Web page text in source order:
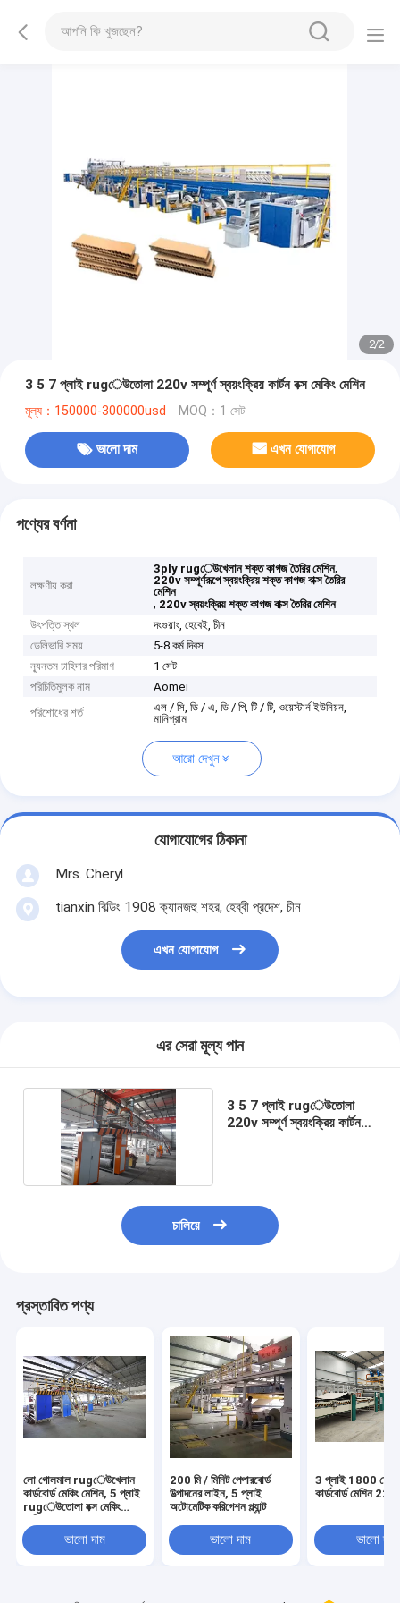
2/2
3 5 7 প্লাই rugেউতোলা 220v সম্পূর্ণ স্বয়ংক্রিয় কার্টন বক্স মেকিং মেশিন
মূল্য：150000-300000usd MOQ：1 সেট
ভালো দাম এখন যোগাযোগ
পণ্যের বর্ণনা
লক্ষণীয় করা
3ply rugেউখেলান শক্ত কাগজ তৈরির মেশিন,
220v সম্পূর্ণরূপে স্বয়ংক্রিয় শক্ত কাগজ বাক্স তৈরির
মেশিন
, 220v স্বয়ংক্রিয় শক্ত কাগজ বাক্স তৈরির মেশিন
উৎপত্তি স্থল
দংগুয়াং, হেবেই, চীন
ডেলিভারি সময়
5-8 কর্ম দিবস
ন্যূনতম চাহিদার পরিমাণ
1 সেট
পরিচিতিমুলক নাম
Aomei
পরিশোধের শর্ত
এল / সি, ডি / এ, ডি / পি, টি / টি, ওয়েস্টার্ন ইউনিয়ন,
মানিগ্রাম
আরো দেখুন
যোগাযোগের ঠিকানা
Mrs. Cheryl
tianxin বিল্ডিং 1908 ক্যানজহু শহর, হেব্বী প্রদেশ, চীন
এখন যোগাযোগ
এর সেরা মূল্য পান
3 5 7 প্লাই rugেউতোলা
220v সম্পূর্ণ স্বয়ংক্রিয় কার্টন
চালিয়ে
প্রস্তাবিত পণ্য
লো গোলমাল rugেউখেলান
কার্ডবোর্ড মেকিং মেশিন, 5 প্লাই
rugেউতোলা বক্স মেকিং
ভালো দাম
200 মি / মিনিট পেপারবোর্ড
উত্পাদনের লাইন, 5 প্লাই
অটোমেটিক করিগেশন প্ল্যান্ট
ভালো দাম
3 প্লাই 1800
কার্ডবোর্ড মেশিন
ভালো দাম